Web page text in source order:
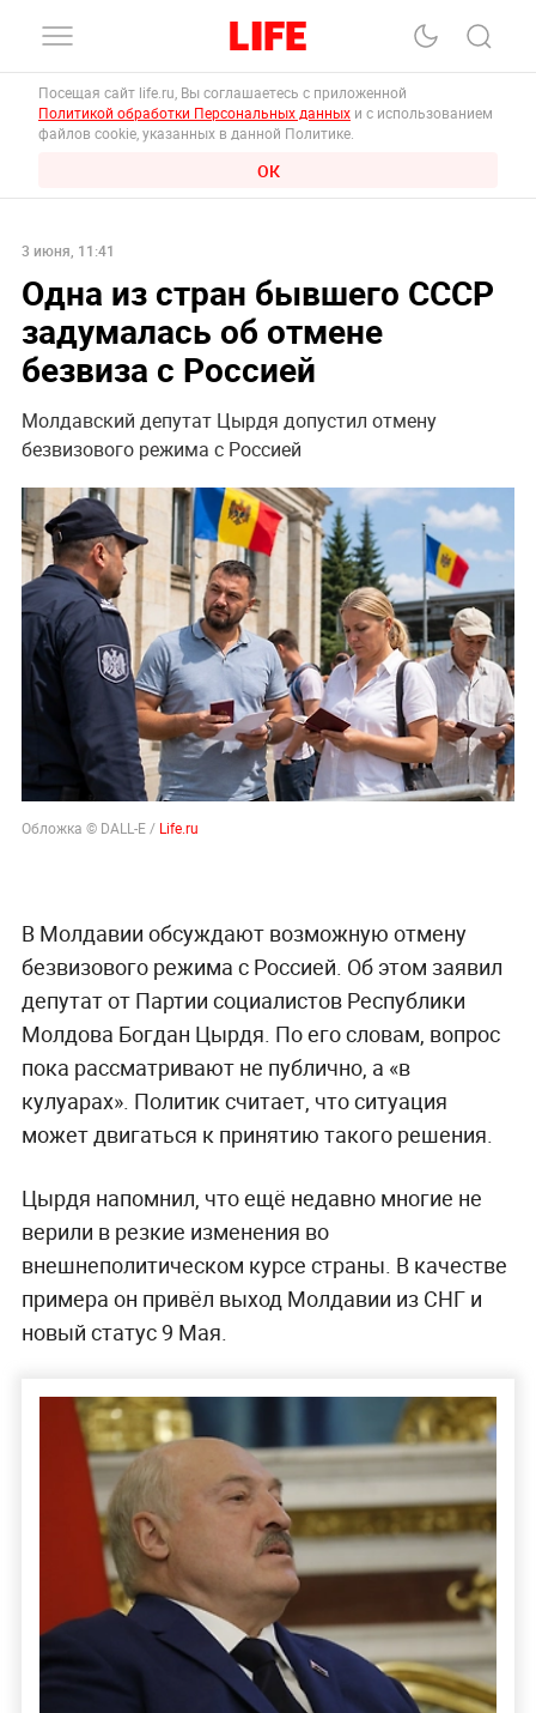
Посещая сайт life.ru, Вы соглашаетесь с приложенной
Политикой обработки Персональных данных и с использованием
файлов cookie, указанных в данной Политике.
ОК
3 июня, 11:41
Одна из стран бывшего СССР
задумалась об отмене
безвиза с Россией
Молдавский депутат Цырдя допустил отмену
безвизового режима с Россией
Обложка © DALL-E / Life.ru
В Молдавии обсуждают возможную отмену
безвизового режима с Россией. Об этом заявил
депутат от Партии социалистов Республики
Молдова Богдан Цырдя. По его словам, вопрос
пока рассматривают не публично, а «в
кулуарах». Политик считает, что ситуация
может двигаться к принятию такого решения.
Цырдя напомнил, что ещё недавно многие не
верили в резкие изменения во
внешнеполитическом курсе страны. В качестве
примера он привёл выход Молдавии из СНГ и
новый статус 9 Мая.